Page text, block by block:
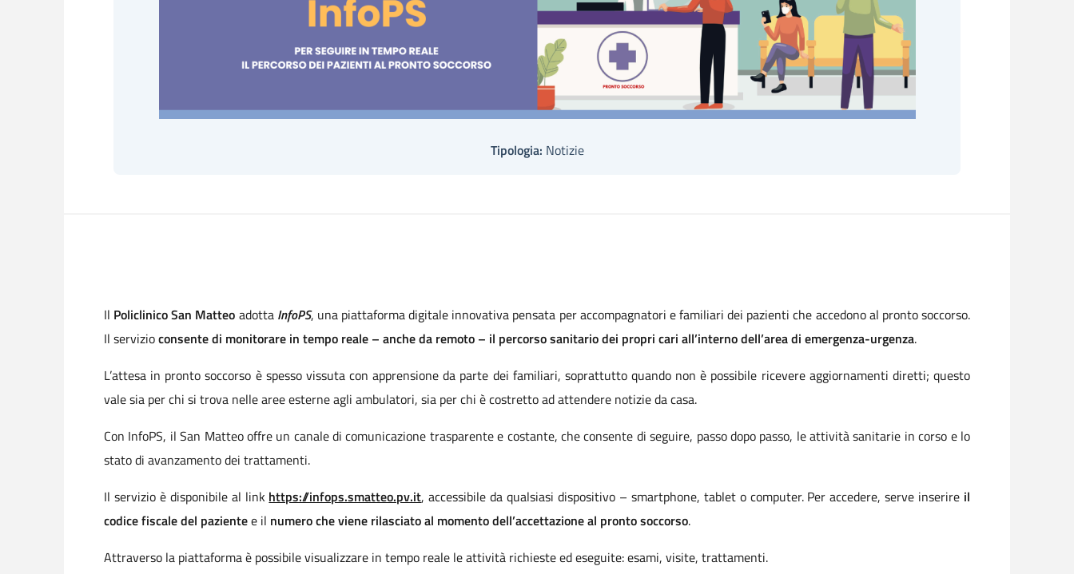
Tipologia: Notizie
Il Policlinico San Matteo adotta InfoPS, una piattaforma digitale innovativa pensata per accompagnatori e familiari dei pazienti che accedono al pronto soccorso.
Il servizioconsente di monitorare in tempo reale – anche da remoto – il percorso sanitario dei propri cari all’interno dell’area di emergenza-urgenza.
L’attesa in pronto soccorso è spesso vissuta con apprensione da parte dei familiari, soprattutto quando non è possibile ricevere aggiornamenti diretti; questo
vale sia per chi si trova nelle aree esterne agli ambulatori, sia per chi è costretto ad attendere notizie da casa.
Con InfoPS, il San Matteo offre un canale di comunicazione trasparente e costante, che consente di seguire, passo dopo passo, le attività sanitarie in corso e lo
stato di avanzamento dei trattamenti.
Il servizio è disponibile al link https://infops.smatteo.pv.it, accessibile da qualsiasi dispositivo – smartphone, tablet o computer. Per accedere, serve inserire il
codice fiscale del pazientee il numero che viene rilasciato al momento dell’accettazione al pronto soccorso.
Attraverso la piattaforma è possibile visualizzare in tempo reale le attività richieste ed eseguite: esami, visite, trattamenti.